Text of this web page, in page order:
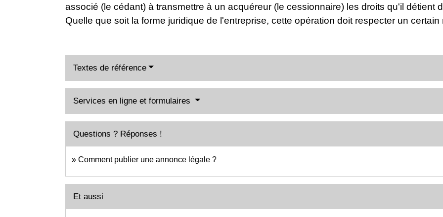
associé (le cédant) à transmettre à un acquéreur (le cessionnaire) les droits qu'il détient
Quelle que soit la forme juridique de l'entreprise, cette opération doit respecter un
Textes de référence
Services en ligne et formulaires
Questions ? Réponses !
Comment publier une annonce légale ?
Et aussi